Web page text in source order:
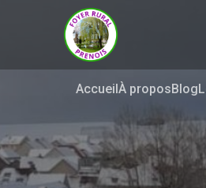
AccueilÀ proposBlog